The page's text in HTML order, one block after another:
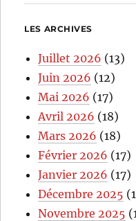
LES ARCHIVES
Juillet 2026 (13)
Juin 2026 (12)
Mai 2026 (17)
Avril 2026 (18)
Mars 2026 (18)
Février 2026 (17)
Janvier 2026 (17)
Décembre 2025
Novembre 2025